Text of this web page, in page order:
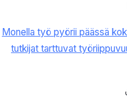
Monella työ pyörii päässä
tutkijat tarttuvat